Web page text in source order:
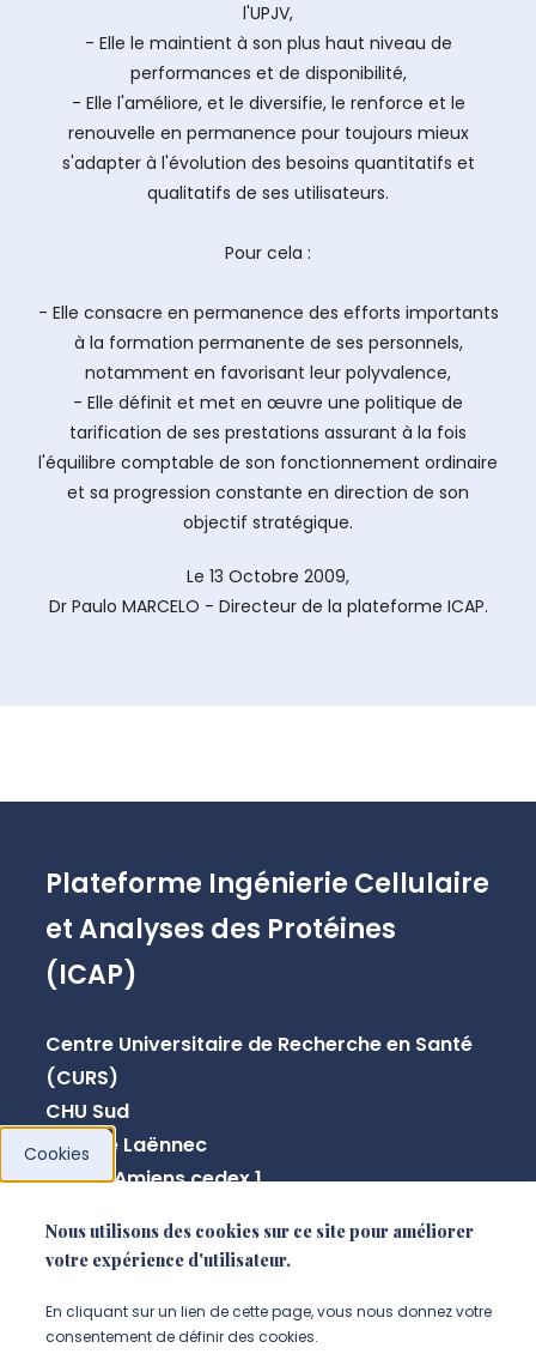
l'UPJV,
- Elle le maintient à son plus haut niveau de
performances et de disponibilité,
- Elle l'améliore, et le diversifie, le renforce et le
renouvelle en permanence pour toujours mieux
s'adapter à l'évolution des besoins quantitatifs et
qualitatifs de ses utilisateurs.
Pour cela :
- Elle consacre en permanence des efforts importants
à la formation permanente de ses personnels,
notamment en favorisant leur polyvalence,
- Elle définit et met en œuvre une politique de
tarification de ses prestations assurant à la fois
l'équilibre comptable de son fonctionnement ordinaire
et sa progression constante en direction de son
objectif stratégique.
Le 13 Octobre 2009,
Dr Paulo MARCELO - Directeur de la plateforme ICAP.
Plateforme Ingénierie Cellulaire
et Analyses des Protéines
(ICAP)
Centre Universitaire de Recherche en Santé
(CURS)
CHU Sud
Avenue Laënnec
80054 Amiens cedex 1
paulo.marcelo@u-picardie.fr
NOUS CONTACTER
Cookies
Nous utilisons des cookies sur ce site pour améliorer
votre expérience d'utilisateur.
En cliquant sur un lien de cette page, vous nous donnez votre
consentement de définir des cookies.